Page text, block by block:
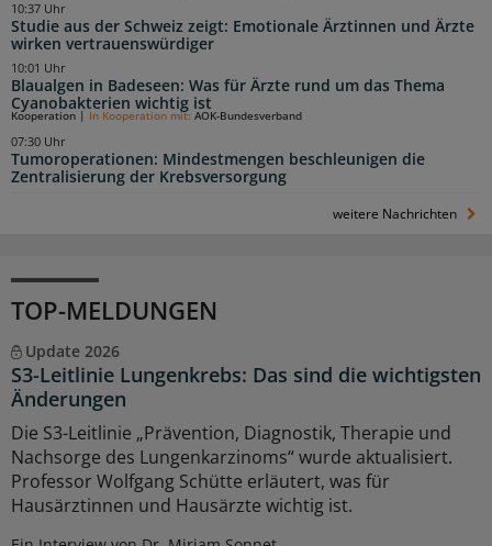
Studie aus der Schweiz zeigt: Emotionale Ärztinnen und Ärzte
wirken vertrauenswürdiger
10:37 Uhr
Blaualgen in Badeseen: Was für Ärzte rund um das Thema
Cyanobakterien wichtig ist
10:01 Uhr
Tumoroperationen: Mindestmengen beschleunigen die
Zentralisierung der Krebsversorgung
Kooperation | In Kooperation mit: AOK-Bundesverband
07:30 Uhr
weitere Nachrichten
TOP-MELDUNGEN
Update 2026
S3-Leitlinie Lungenkrebs: Das sind die wichtigsten
Änderungen
Die S3-Leitlinie „Prävention, Diagnostik, Therapie und
Nachsorge des Lungenkarzinoms“ wurde aktualisiert.
Professor Wolfgang Schütte erläutert, was für
Hausärztinnen und Hausärzte wichtig ist.